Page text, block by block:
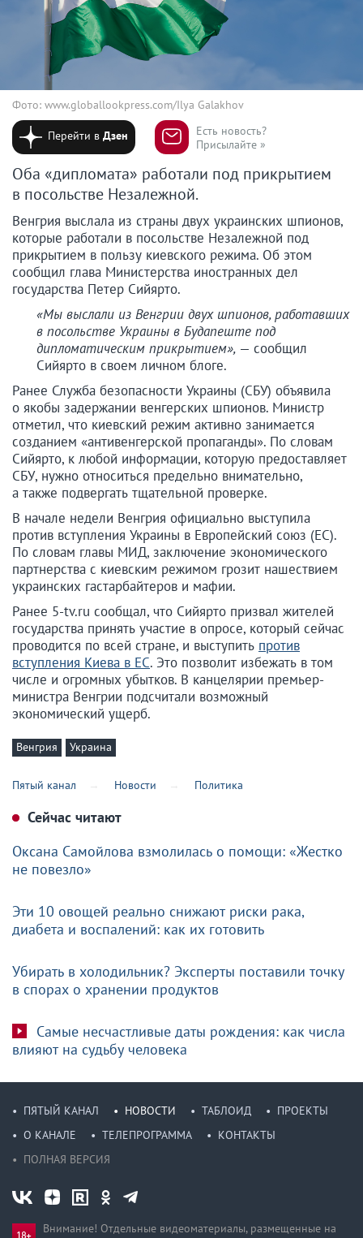
Фото: www.globallookpress.com/Ilya Galakhov
Перейти вДзен
Есть новость?
Присылайте »
Оба «дипломата» работали под прикрытием
в посольстве Незалежной.
Венгрия выслала из страны двух украинских шпионов,
которые работали в посольстве Незалежной под
прикрытием в пользу киевского режима. Об этом
сообщил глава Министерства иностранных дел
государства Петер Сийярто.
«Мы выслали из Венгрии двух шпионов, работавших
в посольстве Украины в Будапеште под
дипломатическим прикрытием», — сообщил
Сийярто в своем личном блоге.
Ранее Служба безопасности Украины (СБУ) объявила
о якобы задержании венгерских шпионов. Министр
отметил, что киевский режим активно занимается
созданием «антивенгерской пропаганды». По словам
Сийярто, к любой информации, которую предоставляет
СБУ, нужно относиться предельно внимательно,
а также подвергать тщательной проверке.
В начале недели Венгрия официально выступила
против вступления Украины в Европейский союз (ЕС).
По словам главы МИД, заключение экономического
партнерства с киевским режимом грозит нашествием
украинских гастарбайтеров и мафии.
Ранее 5-tv.ru сообщал, что Сийярто призвал жителей
государства принять участие в опросе, который сейчас
проводится по всей стране, и выступить против
вступления Киева в ЕС. Это позволит избежать в том
числе и огромных убытков. В канцелярии премьер-
министра Венгрии подсчитали возможный
экономический ущерб.
Венгрия Украина
Пятый канал Новости Политика
Сейчас читают
Оксана Самойлова взмолилась о помощи: «Жестко
не повезло»
Эти 10 овощей реально снижают риски рака,
диабета и воспалений: как их готовить
Убирать в холодильник? Эксперты поставили точку
в спорах о хранении продуктов
Самые несчастливые даты рождения: как числа
влияют на судьбу человека
ПЯТЫЙ КАНАЛ НОВОСТИ ТАБЛОИД
ПРОЕКТЫ
О КАНАЛЕ
ТЕЛЕПРОГРАММА
КОНТАКТЫ
ПОЛНАЯ ВЕРСИЯ
Внимание! Отдельные видеоматериалы, размещенные на